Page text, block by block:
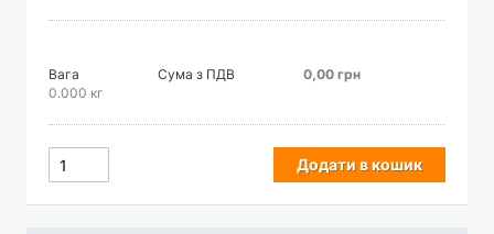
Вага
0.000 кг
Сума з ПДВ 0,00 грн
Додати в кошик